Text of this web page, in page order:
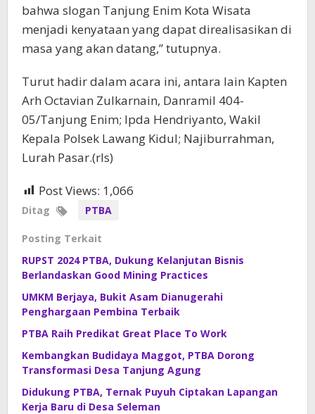
bahwa slogan Tanjung Enim Kota Wisata
menjadi kenyataan yang dapat direalisasikan di
masa yang akan datang,” tutupnya.
Turut hadir dalam acara ini, antara lain Kapten
Arh Octavian Zulkarnain, Danramil 404-
05/Tanjung Enim; Ipda Hendriyanto, Wakil
Kepala Polsek Lawang Kidul; Najiburrahman,
Lurah Pasar.(rls)
Post Views: 1,066
Ditag PTBA
Posting Terkait
RUPST 2024 PTBA, Dukung Kelanjutan Bisnis
Berlandaskan Good Mining Practices
UMKM Berjaya, Bukit Asam Dianugerahi
Penghargaan Pembina Terbaik
PTBA Raih Predikat Great Place To Work
Kembangkan Budidaya Maggot, PTBA Dorong
Transformasi Desa Tanjung Agung
Didukung PTBA, Ternak Puyuh Ciptakan Lapangan
Kerja Baru di Desa Seleman